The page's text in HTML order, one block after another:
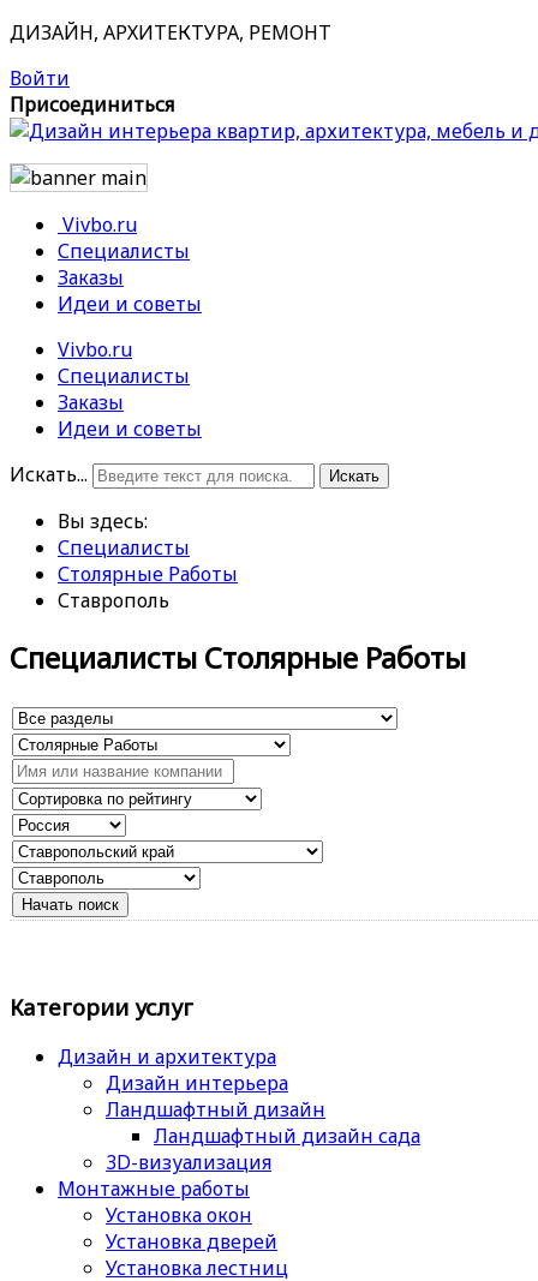
ДИЗАЙН, АРХИТЕКТУРА, РЕМОНТ
Войти
Присоединиться
Vivbo.ru
Специалисты
Заказы
Идеи и советы
Vivbo.ru
Специалисты
Заказы
Идеи и советы
Искать...
Искать
Вы здесь:
Специалисты
Столярные Работы
Ставрополь
Специалисты Столярные Работы
Категории услуг
Дизайн и архитектура
Дизайн интерьера
Ландшафтный дизайн
Ландшафтный дизайн сада
3D-визуализация
Монтажные работы
Установка окон
Установка дверей
Установка лестниц